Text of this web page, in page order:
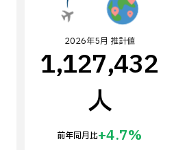
2026年5月 推計値
1,127,432
人
前年同月比+4.7%